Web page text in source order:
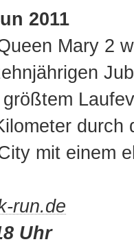
2011
Mary 2
durch
mit einem
run.de
Uhr